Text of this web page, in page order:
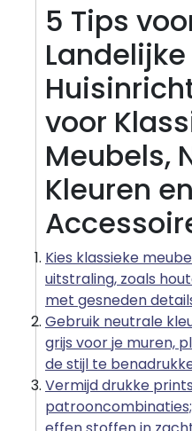
5 Tips
Landelijke
voor
Meubels,
Kleuren
Kies klassieke
uitstraling, zoals
met gesneden
Gebruik neutrale
grijs voor je muren,
de stijl te
Vermijd drukke